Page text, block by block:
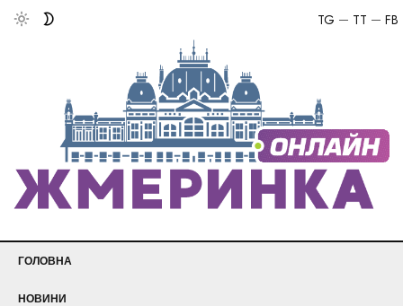
FB
TT
TG
ГОЛОВНА
НОВИНИ